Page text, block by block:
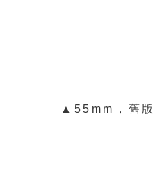
▲55mm，舊版